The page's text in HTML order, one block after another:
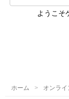
ようこそ
ホーム オンラ